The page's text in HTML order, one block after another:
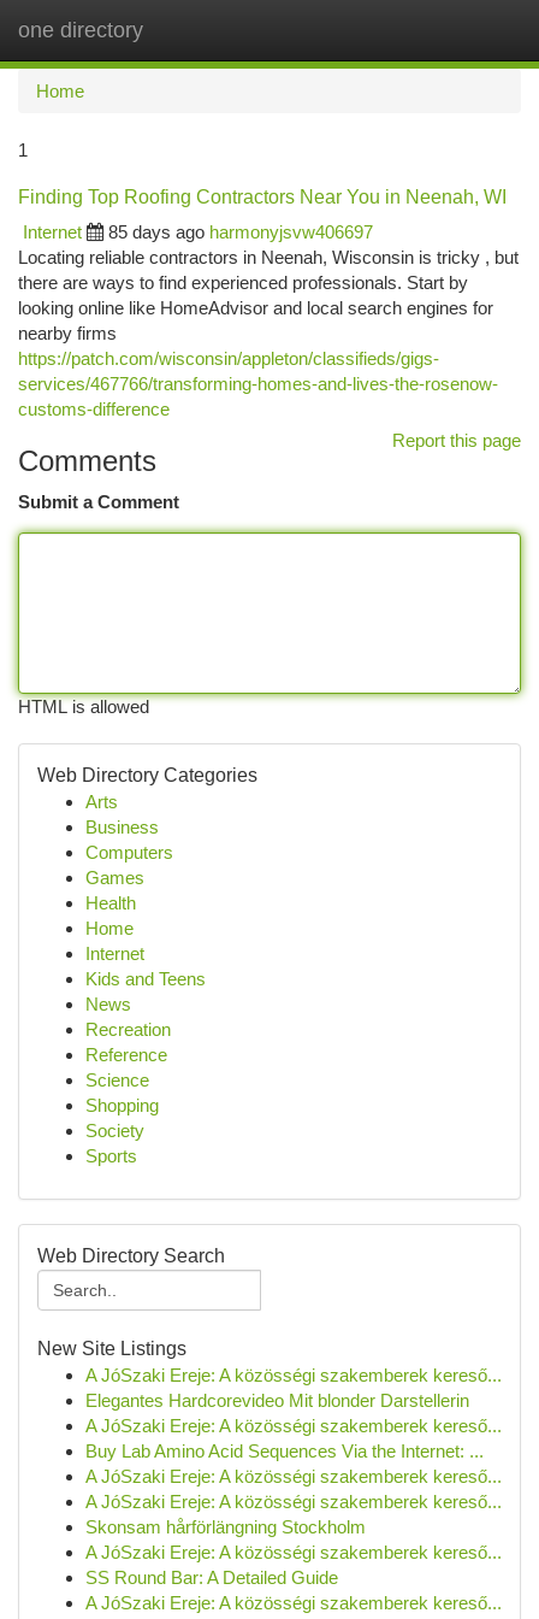
one directory
Home
1
Finding Top Roofing Contractors Near You in Neenah, WI
Internet
85 days ago harmonyjsvw406697
Locating reliable contractors in Neenah, Wisconsin is tricky , but
there are ways to find experienced professionals. Start by
looking online like HomeAdvisor and local search engines for
nearby firms
https://patch.com/wisconsin/appleton/classifieds/gigs-
services/467766/transforming-homes-and-lives-the-rosenow-
customs-difference
Report this page
Comments
Submit a Comment
HTML is allowed
Web Directory Categories
Arts
Business
Computers
Games
Health
Home
Internet
Kids and Teens
News
Recreation
Reference
Science
Shopping
Society
Sports
Web Directory Search
New Site Listings
A JóSzaki Ereje: A közösségi szakemberek kereső...
Elegantes Hardcorevideo Mit blonder Darstellerin
A JóSzaki Ereje: A közösségi szakemberek kereső...
Buy Lab Amino Acid Sequences Via the Internet: ...
A JóSzaki Ereje: A közösségi szakemberek kereső...
A JóSzaki Ereje: A közösségi szakemberek kereső...
Skonsam hårförlängning Stockholm
A JóSzaki Ereje: A közösségi szakemberek kereső...
SS Round Bar: A Detailed Guide
A JóSzaki Ereje: A közösségi szakemberek kereső...